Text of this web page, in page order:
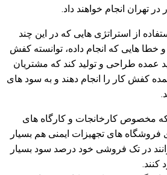
تهران انجام خواهند داد.
از استراتژی هایی که در این چند
خطا هایی که انجام داده، توانسته کفش
عمده طراحی و تولید کند که مشتریان
کفش کار را انجام دهند و به سود های
مخصوص کارخانجات و کارگاه های
های تجهیزات ایمنی هم بسیار
در تک فروشی خود درصد سود بسیار
کنند.